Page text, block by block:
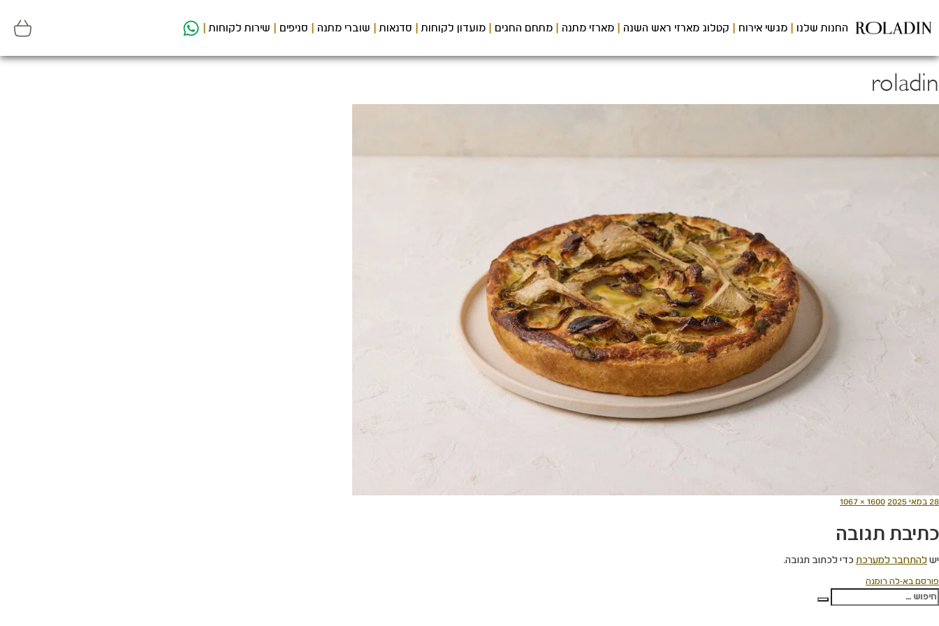
לתוכן
המרכזי
החנות שלנו מגשי אירוח קטלוג מארזי ראש השנה מארזי מתנה מתחם החגים מועדון לקוחות סדנאות שוברי מתנה סניפים שירות לקוחות
roladin
פורסם
28 במאי 2025
מסך
1600 × 1067
כתיבת תגובה
ישלהתחבר למערכתכדי לכתוב תגובה.
ניווט
פורסם בא-לה רומנה
חפש:
חיפוש